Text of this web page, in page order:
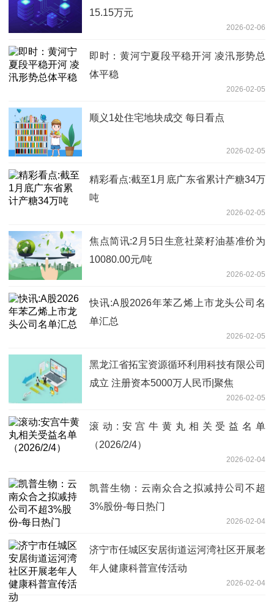
15.15万元
2026-02-06
即时：黄河宁夏段平稳开河 凌汛形势总
体平稳
2026-02-05
顺义1处住宅地块成交 每日看点
2026-02-05
精彩看点:截至1月底广东省累计产糖34万
吨
2026-02-05
焦点简讯:2月5日生意社菜籽油基准价为
10080.00元/吨
2026-02-05
快讯:A股2026年苯乙烯上市龙头公司名
单汇总
2026-02-05
黑龙江省拓宝资源循环利用科技有限公司
成立 注册资本5000万人民币|聚焦
2026-02-05
滚动:安宫牛黄丸相关受益名单
（2026/2/4）
2026-02-04
凯普生物：云南众合之拟减持公司不超
3%股份-每日热门
2026-02-04
济宁市任城区安居街道运河湾社区开展老
年人健康科普宣传活动
2026-02-04